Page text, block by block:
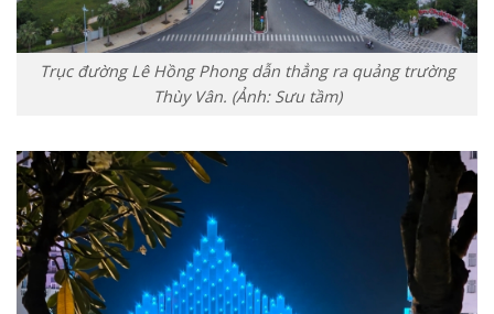
Trục đường Lê Hồng Phong dẫn thẳng ra quảng trường
Thùy Vân. (Ảnh: Sưu tầm)